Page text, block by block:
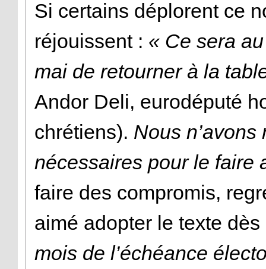
Si certains déplorent ce
réjouissent : « Ce sera
mai de retourner à la
Andor Deli, eurodéputé
chrétiens). Nous
nécessaires pour le faire
faire des compromis,
aimé adopter le texte
mois de l’échéance